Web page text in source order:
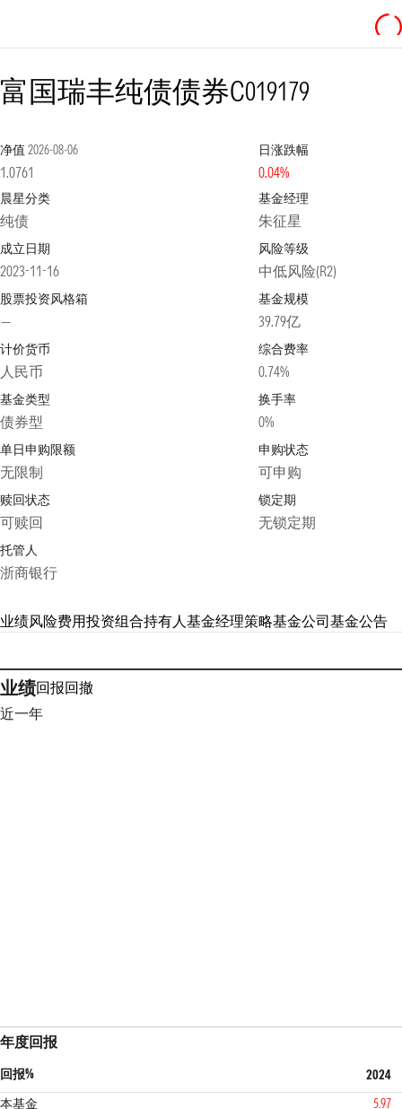
富国瑞丰纯债债券C019179
净值 2026-08-06
1.0761
日涨跌幅
0.04%
晨星分类
纯债
基金经理
朱征星
成立日期
2023-11-16
风险等级
中低风险(R2)
股票投资风格箱
—
基金规模
39.79亿
计价货币
人民币
综合费率
0.74%
基金类型
债券型
换手率
0%
单日申购限额
无限制
申购状态
可申购
赎回状态
可赎回
锁定期
无锁定期
托管人
浙商银行
业绩风险费用投资组合持有人基金经理策略基金公司基金公告
业绩回报回撤
近一年
年度回报
回报%
2024
本基金
5.97